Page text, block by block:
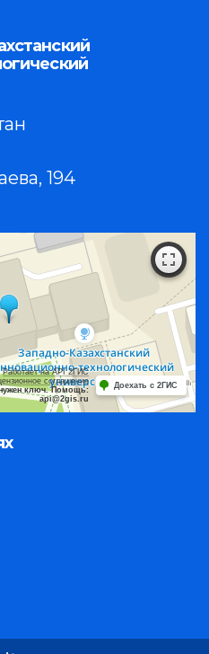
194
Работает на API 2ГИС
соглашение
ключ. Помощь:
api@2gis.ru
Доехать с 2ГИС